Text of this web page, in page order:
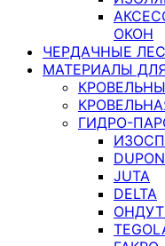
ОКОН
ЧЕРДАЧНЫЕ
МАТЕРИАЛЫ
ГИДРО-
JUTA
DELTA